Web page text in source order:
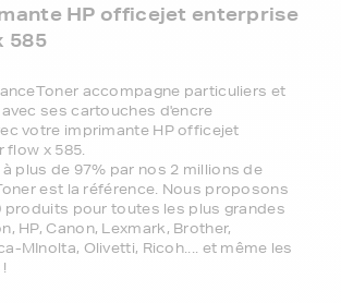
HP officejet enterprise
585
accompagne particuliers et
ses cartouches d'encre
votre imprimante HP officejet
x 585.
plus de 97% par nos 2 millions de
est la référence. Nous proposons
produits pour toutes les plus grandes
HP, Canon, Lexmark, Brother,
MInolta, Olivetti, Ricoh.... et même les